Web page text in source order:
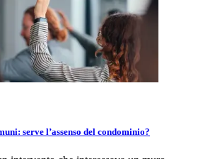
serve l’assenso del condominio?